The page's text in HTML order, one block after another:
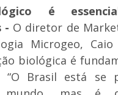
é
- O diretor de
Microgeo, Caio
biológica é
“O Brasil está se